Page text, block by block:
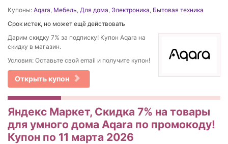
Купоны: Aqara, Мебель, Для дома, Электроника, Бытовая техника
Срок истек, но может ещё действовать
Дарим скидку 7% за подписку! Купон Aqara на
скидку в магазин.
Условия: Оставьте свой email и получите купон!
Открыть купон
Яндекс Маркет, Скидка 7% на товары
для умного дома Aqara по промокоду!
Купон по 11 марта 2026